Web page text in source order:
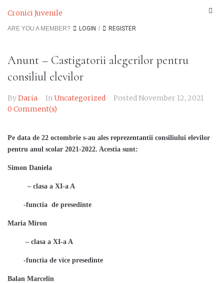
Cronici Juvenile
ARE YOU A MEMBER? LOGIN / REGISTER
Anunt – Castigatorii alegerilor pentru
consiliul elevilor
ByDaria InUncategorized Posted November 12, 2021
0 Comment(s)
Pe data de 22 octombrie s-au ales reprezentantii consiliului elevilor
pentru anul scolar 2021-2022. Acestia sunt:
Simon Daniela
– clasa a XI-a A
-functia de presedinte
Maria Miron
– clasa a XI-a A
-functia de vice presedinte
Balan Marcelin